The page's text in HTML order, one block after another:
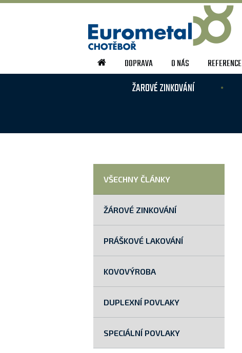
DOPRAVA O NÁS REFERENCE
ŽAROVÉ ZINKOVÁNÍ
VŠECHNY ČLÁNKY
ŽÁROVÉ ZINKOVÁNÍ
PRÁŠKOVÉ LAKOVÁNÍ
KOVOVÝROBA
DUPLEXNÍ POVLAKY
SPECIÁLNÍ POVLAKY